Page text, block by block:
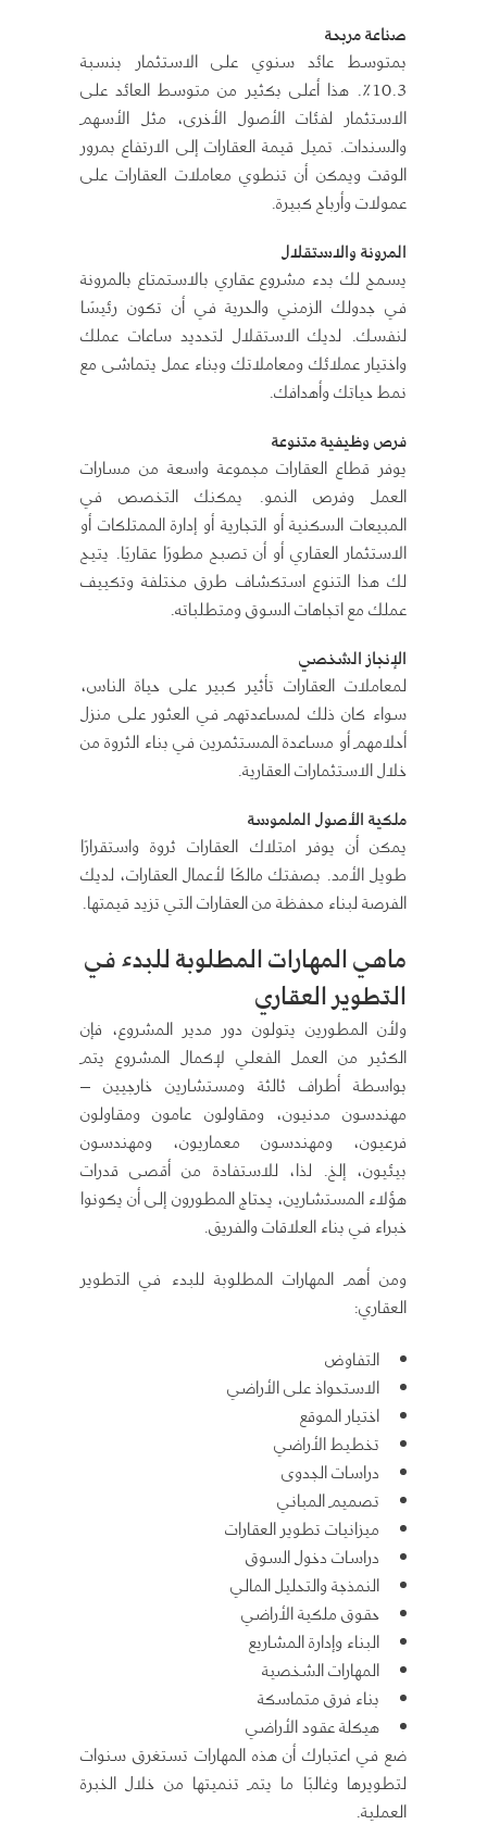
صناعة مربحة
بمتوسط ​​عائد سنوي على الاستثمار بنسبة
10.3٪. هذا أعلى بكثير من متوسط ​​العائد على
الاستثمار لفئات الأصول الأخرى، مثل الأسهم
والسندات. تميل قيمة العقارات إلى الارتفاع بمرور
الوقت ويمكن أن تنطوي معاملات العقارات على
عمولات وأرباح كبيرة.
المرونة والاستقلال
يسمح لك بدء مشروع عقاري بالاستمتاع بالمرونة
في جدولك الزمني والحرية في أن تكون رئيسًا
لنفسك. لديك الاستقلال لتحديد ساعات عملك
واختيار عملائك ومعاملاتك وبناء عمل يتماشى مع
نمط حياتك وأهدافك.
فرص وظيفية متنوعة
يوفر قطاع العقارات مجموعة واسعة من مسارات
العمل وفرص النمو. يمكنك التخصص في
المبيعات السكنية أو التجارية أو إدارة الممتلكات أو
الاستثمار العقاري أو أن تصبح مطورًا عقاريًا. يتيح
لك هذا التنوع استكشاف طرق مختلفة وتكييف
عملك مع اتجاهات السوق ومتطلباته.
الإنجاز الشخصي
لمعاملات العقارات تأثير كبير على حياة الناس،
سواء كان ذلك لمساعدتهم في العثور على منزل
أحلامهم أو مساعدة المستثمرين في بناء الثروة من
خلال الاستثمارات العقارية.
ملكية الأصول الملموسة
يمكن أن يوفر امتلاك العقارات ثروة واستقرارًا
طويل الأمد. بصفتك مالكًا لأعمال العقارات، لديك
الفرصة لبناء محفظة من العقارات التي تزيد قيمتها.
ماهي المهارات المطلوبة للبدءفي
التطوير العقاري
ولأن المطورين يتولون دور مدير المشروع، فإن
الكثير من العمل الفعلي لإكمال المشروع يتم
بواسطة أطراف ثالثة ومستشارين خارجيين –
مهندسون مدنيون، ومقاولون عامون ومقاولون
فرعيون، ومهندسون معماريون، ومهندسون
بيئيون، إلخ. لذا، للاستفادة من أقصى قدرات
هؤلاء المستشارين، يحتاج المطورون إلى أن يكونوا
خبراء في بناء العلاقات والفريق.
ومن أهم المهارات المطلوبة للبدء في التطوير
العقاري:
التفاوض
الاستحواذ على الأراضي
اختيار الموقع
تخطيط الأراضي
دراسات الجدوى
تصميم المباني
ميزانيات تطوير العقارات
دراسات دخول السوق
النمذجة والتحليل المالي
حقوق ملكية الأراضي
البناء وإدارة المشاريع
المهارات الشخصية
بناء فرق متماسكة
هيكلة عقود الأراضي
ضع في اعتبارك أن هذه المهارات تستغرق سنوات
لتطويرها وغالبًا ما يتم تنميتها من خلال الخبرة
العملية.